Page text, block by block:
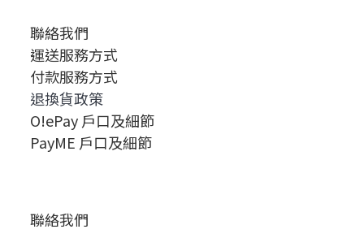
聯絡我們
運送服務方式
付款服務方式
退換貨政策
O!ePay 戶口及細節
PayME 戶口及細節
聯絡我們